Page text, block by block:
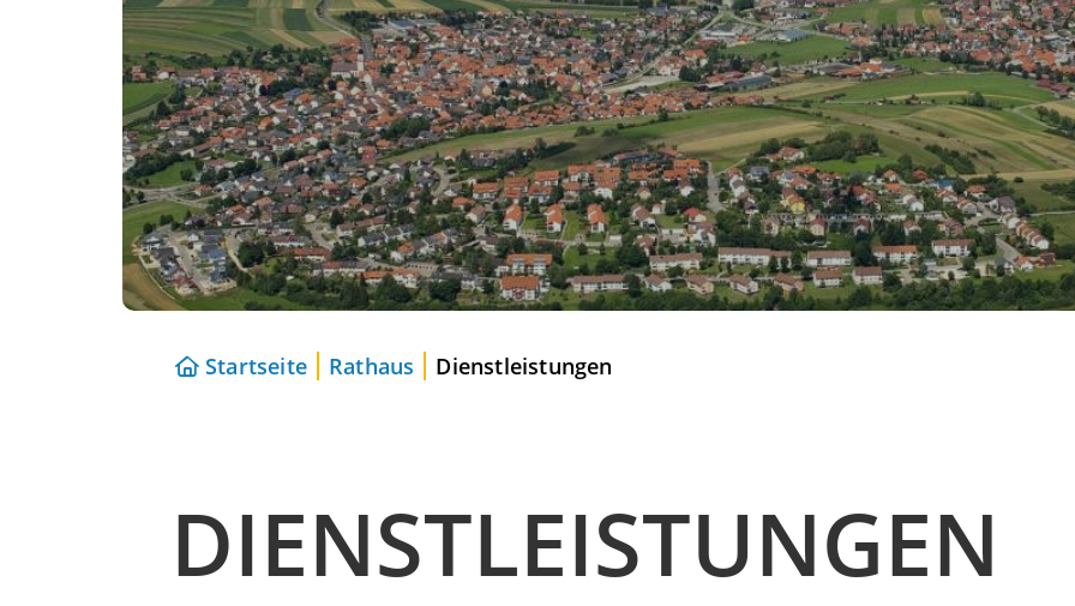
Startseite Rathaus Dienstleistungen
DIENSTLEISTUNGEN